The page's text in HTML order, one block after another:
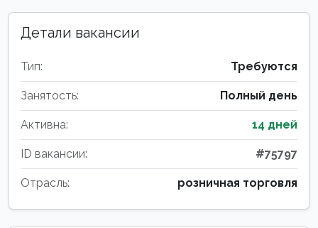
Детали вакансии
Тип: Требуются
Занятость: Полный день
Активна: 14 дней
ID вакансии: #75797
Отрасль: розничная торговля